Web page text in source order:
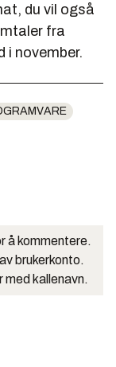
du vil også
fra
i november.
å kommentere.
brukerkonto.
med kallenavn.